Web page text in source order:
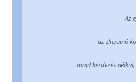
Az
az elnyomó
majd kérdezés